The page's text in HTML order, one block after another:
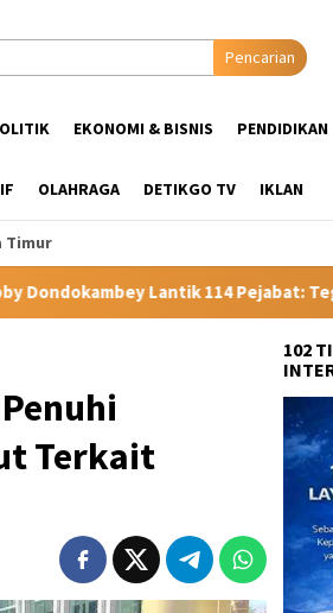
Pencarian
EKONOMI & BISNIS PENDIDIKAN
OLAHRAGA DETIKGO TV IKLAN
Timur
Pejabat: Tegaskan Tak Ada Suap
Terkait
102